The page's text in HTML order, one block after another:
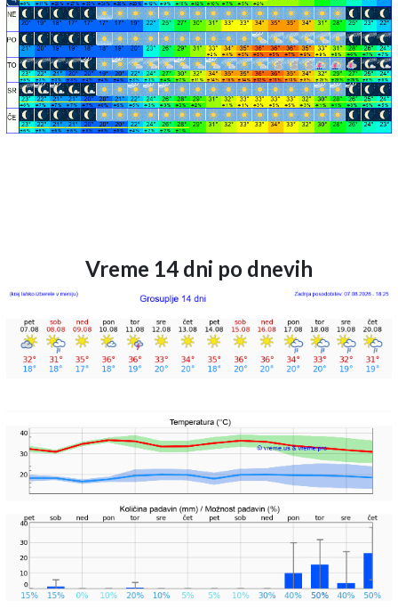
Vreme 14 dni po dnevih